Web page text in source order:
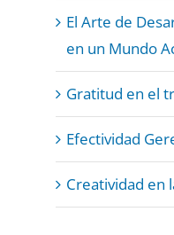
El Arte de
en un Mundo
Gratitud en el
Efectividad
Creatividad en